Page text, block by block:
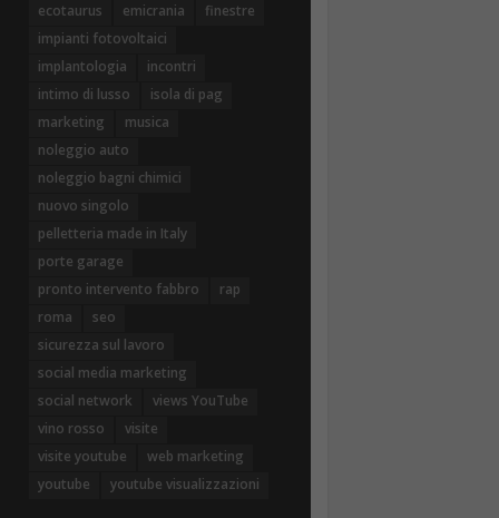
ecotaurus
emicrania
finestre
impianti fotovoltaici
implantologia
incontri
intimo di lusso
isola di pag
marketing
musica
noleggio auto
noleggio bagni chimici
nuovo singolo
pelletteria made in Italy
porte garage
pronto intervento fabbro
rap
roma
seo
sicurezza sul lavoro
social media marketing
social network
views YouTube
vino rosso
visite
visite youtube
web marketing
youtube
youtube visualizzazioni